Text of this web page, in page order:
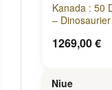
Kanada : 50
–
1269,00 €
Niue